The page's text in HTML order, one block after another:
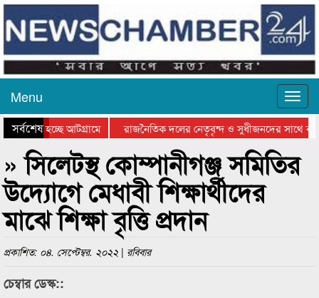
Menu
সর্বশেষহচ্ছে আটগ্রামে
রাজনৈতিক দলের নেতৃবৃন্দ ও সুধীজনদের সাথে
পুরস্কার বিতরণ সম্পন্ন
সিলেটে বাংলাদেশ গ্রুপ থিয়েটার ফেডারেশানের
» সিলেটস্থ কোম্পানীগঞ্জ সমিতির
উদ্যোগে মেধাবী শিক্ষার্থীদের
মাঝে শিক্ষা বৃত্তি প্রদান
প্রকাশিত: ০৪. সেপ্টেম্বর. ২০২২ | রবিবার
চেম্বার ডেস্ক::